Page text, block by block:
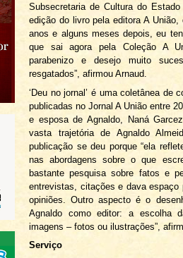
Subsecretaria de Cultura do
edição do livro pela editora A
anos e alguns meses depois, eu
que sai agora pela Coleção A
parabenizo e desejo muito
resgatados”, afirmou Arnaud.
‘Deu no jornal’ é uma coletânea de
publicadas no Jornal A União entre
e esposa de Agnaldo, Naná
vasta trajetória de Agnaldo
publicação se deu porque “ela
nas abordagens sobre o que
bastante pesquisa sobre fatos e
entrevistas, citações e dava espaço
opiniões. Outro aspecto é o
Agnaldo como editor: a escolha
imagens – fotos ou ilustrações”,
Serviço